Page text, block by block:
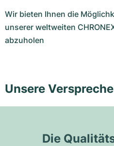
Wir bieten Ihnen die
unserer weltweiten
abzuholen
Unsere
Die